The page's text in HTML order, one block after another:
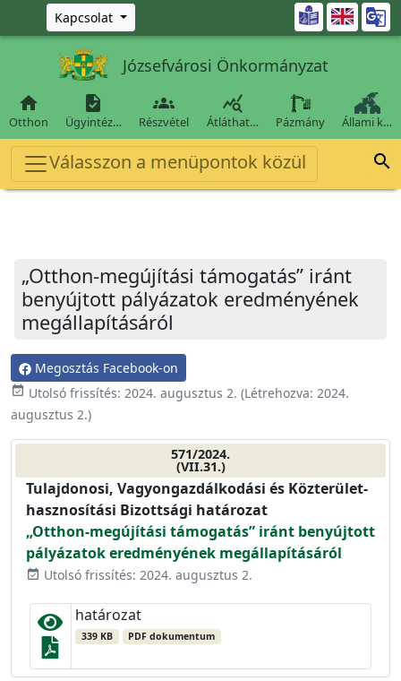
Ugrás a fő tartalomra
Kapcsolat 
Józsefvárosi Önkormányzat

Otthon

Ügyintéz…

Részvétel

Átláthat… Pázmány Állami k…
Válasszon a menüpontok közül 
„Otthon-megújítási támogatás” iránt
benyújtott pályázatok eredményének
megállapításáról
Megosztás Facebook-on
event_available Utolsó frissítés: 2024. augusztus 2. (Létrehozva: 2024.
augusztus 2.)
571/2024.
(VII.31.)
Tulajdonosi, Vagyongazdálkodási és Közterület-
hasznosítási Bizottsági határozat
„Otthon-megújítási támogatás” iránt benyújtott
pályázatok eredményének megállapításáról
event_available Utolsó frissítés: 2024. augusztus 2.
határozat
339 KB PDF dokumentum